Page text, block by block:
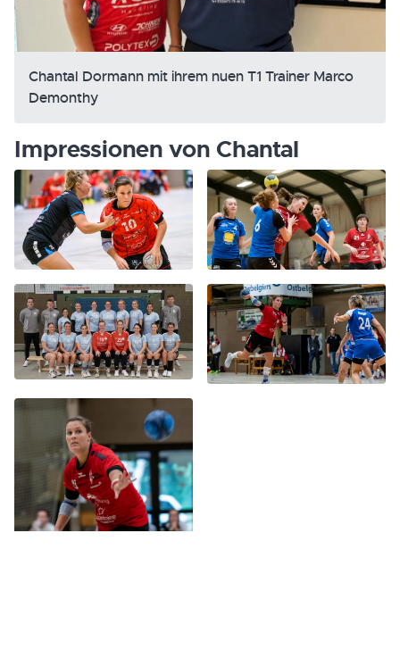
Chantal Dormann mit ihrem nuen T1 Trainer Marco
Demonthy
Impressionen von Chantal